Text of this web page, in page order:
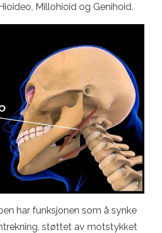
Millohioid og Genihoid.
har funksjonen som å synke
støttet av motstykket